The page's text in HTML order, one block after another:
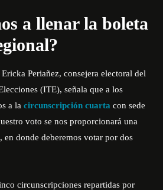
a llenar la boleta
Periañez, consejera electoral del
(ITE), señala que a los
a la circunscripción cuarta con sede
voto se nos proporcionará una
en donde deberemos votar por dos
circunscripciones repartidas por